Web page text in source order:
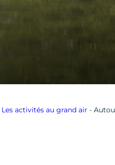
Les activités au grand air -